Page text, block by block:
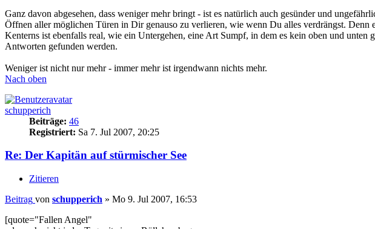
Ganz davon abgesehen, dass weniger mehr bringt - ist es natürlich auch gesünder und
Öffnen aller möglichen Türen in Dir genauso zu verlieren, wie wenn Du alles verdrängst.
Kenterns ist ebenfalls real, wie ein Untergehen, eine Art Sumpf, in dem es kein oben und
Antworten gefunden werden.
Weniger ist nicht nur mehr - immer mehr ist irgendwann nichts mehr.
Nach oben
schupperich
Beiträge: 46
Registriert: Sa 7. Jul 2007, 20:25
Re: Der Kapitän auf stürmischer See
Zitieren
Beitrag von schupperich » Mo 9. Jul 2007, 16:53
[quote="Fallen Angel"